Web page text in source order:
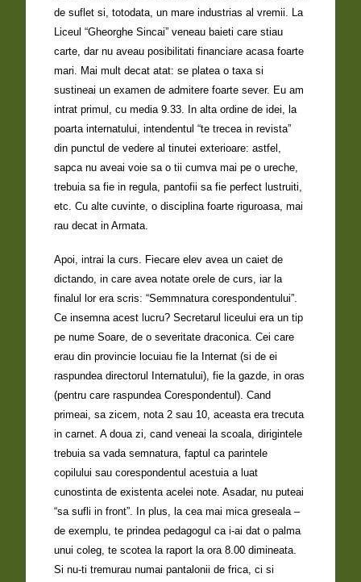
de suflet si, totodata, un mare industrias al vremii. La
Liceul “Gheorghe Sincai” veneau baieti care stiau
carte, dar nu aveau posibilitati financiare acasa foarte
mari. Mai mult decat atat: se platea o taxa si
sustineai un examen de admitere foarte sever. Eu am
intrat primul, cu media 9.33. In alta ordine de idei, la
poarta internatului, intendentul “te trecea in revista”
din punctul de vedere al tinutei exterioare: astfel,
sapca nu aveai voie sa o tii cumva mai pe o ureche,
trebuia sa fie in regula, pantofii sa fie perfect lustruiti,
etc. Cu alte cuvinte, o disciplina foarte riguroasa, mai
rau decat in Armata.
Apoi, intrai la curs. Fiecare elev avea un caiet de
dictando, in care avea notate orele de curs, iar la
finalul lor era scris: “Semmnatura corespondentului”.
Ce insemna acest lucru? Secretarul liceului era un tip
pe nume Soare, de o severitate draconica. Cei care
erau din provincie locuiau fie la Internat (si de ei
raspundea directorul Internatului), fie la gazde, in oras
(pentru care raspundea Corespondentul). Cand
primeai, sa zicem, nota 2 sau 10, aceasta era trecuta
in carnet. A doua zi, cand veneai la scoala, dirigintele
trebuia sa vada semnatura, faptul ca parintele
copilului sau corespondentul acestuia a luat
cunostinta de existenta acelei note. Asadar, nu puteai
“sa sufli in front”. In plus, la cea mai mica greseala –
de exemplu, te prindea pedagogul ca i-ai dat o palma
unui coleg, te scotea la raport la ora 8.00 dimineata.
Si nu-ti tremurau numai pantalonii de frica, ci si